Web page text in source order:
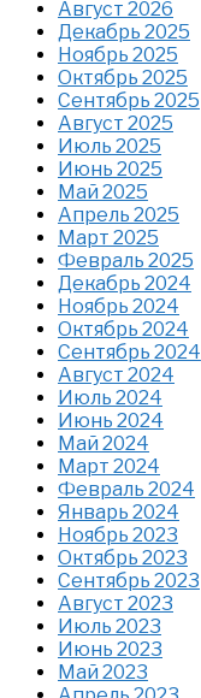
Август 2026
Декабрь 2025
Ноябрь 2025
Октябрь 2025
Сентябрь 2025
Август 2025
Июль 2025
Июнь 2025
Май 2025
Апрель 2025
Март 2025
Февраль 2025
Декабрь 2024
Ноябрь 2024
Октябрь 2024
Сентябрь 2024
Август 2024
Июль 2024
Июнь 2024
Май 2024
Март 2024
Февраль 2024
Январь 2024
Ноябрь 2023
Октябрь 2023
Сентябрь 2023
Август 2023
Июль 2023
Июнь 2023
Май 2023